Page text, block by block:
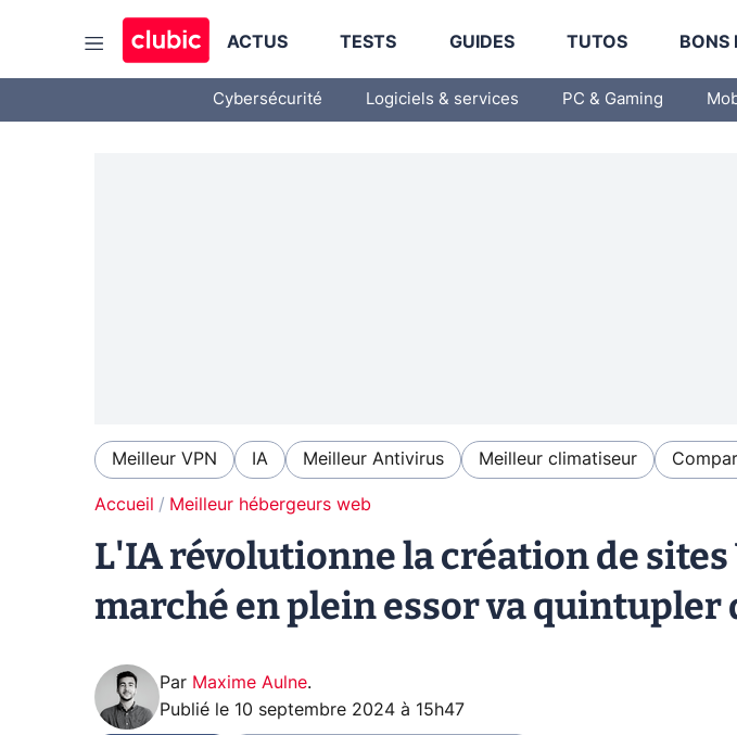
ACTUS TESTS GUIDES TUTOS BONS
Cybersécurité Logiciels & services PC & Gaming
Meilleur VPN IA Meilleur Antivirus Meilleur climatiseur
Accueil Meilleur hébergeurs web
L'IA révolutionne la création de sites
marché en plein essor va quintupler
Par Maxime Aulne.
Publié le 10 septembre 2024 à 15h47